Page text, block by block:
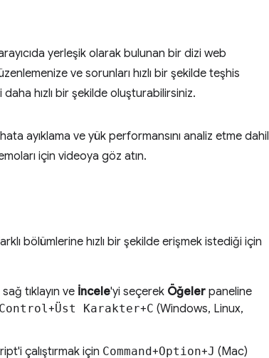
yerleşik olarak bulunan bir dizi web
ve sorunları hızlı bir şekilde teşhis
hızlı bir şekilde oluşturabilirsiniz.
ayıklama ve yük performansını analiz etme dahil
için videoya göz atın.
bölümlerine hızlı bir şekilde erişmek istediği için
tıklayın ve İncele'yi seçerek Öğeler paneline
Control+Üst Karakter+C (Windows, Linux,
çalıştırmak için Command+Option+J (Mac)